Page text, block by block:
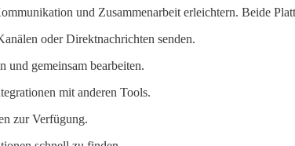
und Zusammenarbeit erleichtern. Beide
oder Direktnachrichten senden.
und gemeinsam bearbeiten.
mit anderen Tools.
zur Verfügung.